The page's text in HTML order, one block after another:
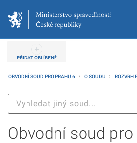
PŘIDAT OBLÍBENÉ
OBVODNÍ SOUD PRO PRAHU 6 O SOUDU ROZVRH
Obvodní soud pro